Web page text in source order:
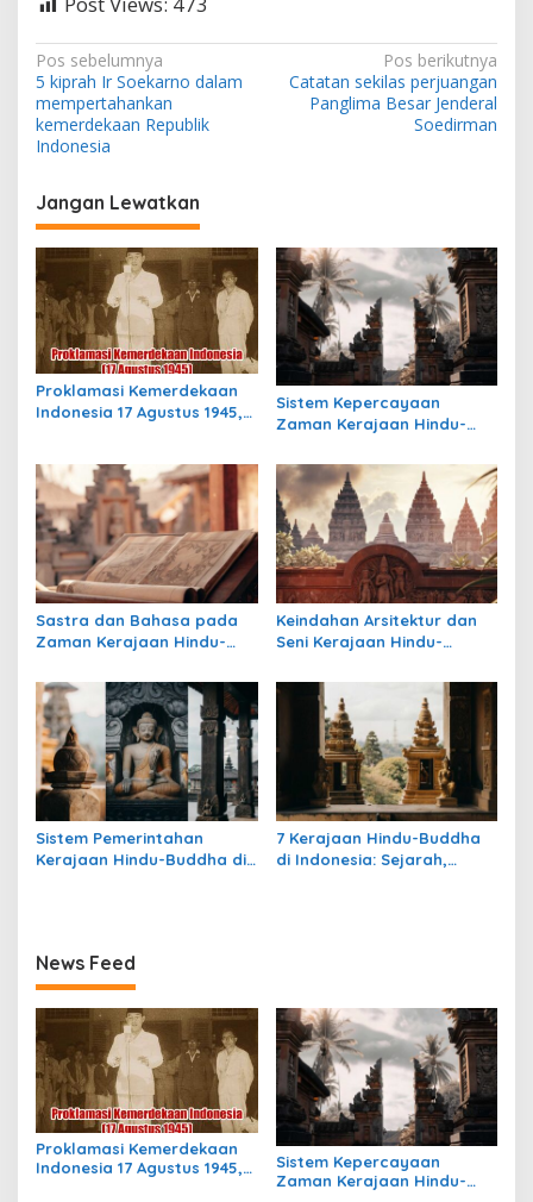
N
a
v
i
g
a
s
i
p
o
s
Pos sebelumnya
5 kiprah Ir Soekarno dalam
mempertahankan
kemerdekaan Republik
Indonesia
Pos berikutnya
Catatan sekilas perjuangan
Panglima Besar Jenderal
Soedirman
Jangan Lewatkan
Proklamasi Kemerdekaan
Indonesia 17 Agustus 1945,
Sistem Kepercayaan
Zaman Kerajaan Hindu-
Warisan Spiritual yang
Masih Bertahan
Sastra dan Bahasa pada
Zaman Kerajaan Hindu-
Keindahan Arsitektur dan
Seni Kerajaan Hindu-
Warisan Megah yang Abadi
Sistem Pemerintahan
Kerajaan Hindu-Buddha di
7 Kerajaan Hindu-Buddha
di Indonesia: Sejarah,
News Feed
Proklamasi Kemerdekaan
Indonesia 17 Agustus 1945,
Sistem Kepercayaan
Zaman Kerajaan Hindu-